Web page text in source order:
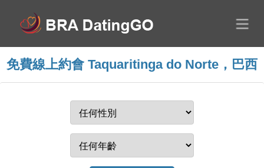
免費線上約會 Taquaritinga do Norte，巴西